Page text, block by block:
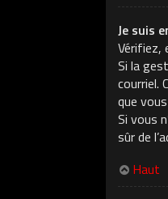
Je suis
Vérifiez,
Si la
courriel.
que
Si vous
sûr de
Haut